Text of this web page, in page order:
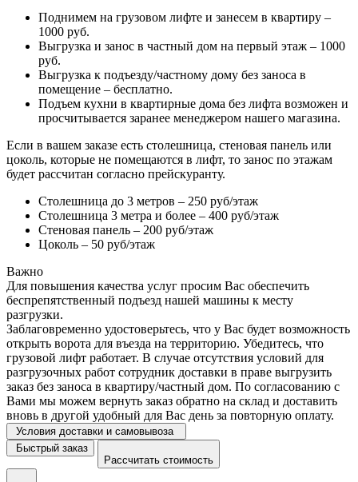
Поднимем на грузовом лифте и занесем в квартиру –
1000 руб.
Выгрузка и занос в частный дом на первый этаж – 1000
руб.
Выгрузка к подъезду/частному дому без заноса в
помещение – бесплатно.
Подъем кухни в квартирные дома без лифта возможен и
просчитывается заранее менеджером нашего магазина.
Если в вашем заказе есть столешница, стеновая панель или
цоколь, которые не помещаются в лифт, то занос по этажам
будет рассчитан согласно прейскуранту.
Столешница до 3 метров – 250 руб/этаж
Столешница 3 метра и более – 400 руб/этаж
Стеновая панель – 200 руб/этаж
Цоколь – 50 руб/этаж
Важно
Для повышения качества услуг просим Вас обеспечить
беспрепятственный подъезд нашей машины к месту
разгрузки.
Заблаговременно удостоверьтесь, что у Вас будет возможность
открыть ворота для въезда на территорию. Убедитесь, что
грузовой лифт работает. В случае отсутствия условий для
разгрузочных работ сотрудник доставки в праве выгрузить
заказ без заноса в квартиру/частный дом. По согласованию с
Вами мы можем вернуть заказ обратно на склад и доставить
вновь в другой удобный для Вас день за повторную оплату.
Условия доставки и самовывоза
Быстрый заказ
Рассчитать стоимость